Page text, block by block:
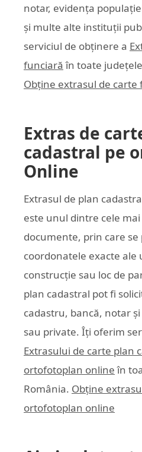
notar, evidența
și multe alte instituții
serviciul de obținere a
funciară în toate
Obține extrasul de carte
Extras de
cadastral pe
Online
Extrasul de plan
este unul dintre cele
documente, prin care
coordonatele exacte ale
construcție sau loc de
plan cadastral pot fi
cadastru, bancă, notar
sau private. Îți oferim
Extrasului de carte plan
ortofotoplan online în
România. Obține
ortofotoplan online